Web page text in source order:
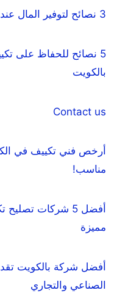
3 نصائح لتوفير المال عند تصليح تكييفك بالكويت
5 نصائح للحفاظ على
بالكويت
Contact us
أرخص فني تكييف في
مناسب!
أفضل 5 شركات
مميزة
أفضل شركة بالكويت
الصناعي والتجاري